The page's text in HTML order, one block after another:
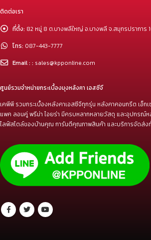
ติดต่อเรา
ที่ตั้ง: 82 หมู่ 8 ต.บางพลีใหญ่ อ.บางพลี จ.สมุทรปราการ
โทร: 087-443-7777
Email : : sales@kpponline.com
ศูนย์รวมจำหน่ายกระเบื้องมุงหลังคา เอสซีจี
เคพีพี รวมกระเบื้องหลังคาเอสซีจีทุกรุ่น หลังคาคอนกรีต เอ็ก
แพค ลอนคู่ พรีม่า ไอยร่า มีครบหลากหลายวัสดุ และอุปกรณ์
ไลฟ์สไตล์ของบ้านคุณ การันตีคุณภาพสินค้า และบริการจัดส่ง